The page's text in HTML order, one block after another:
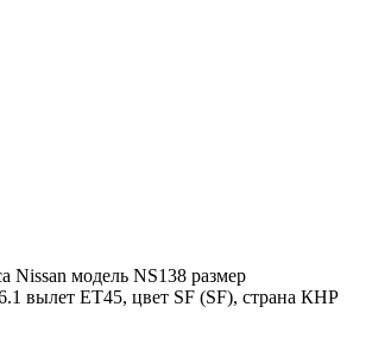
Nissan модель NS138 размер
вылет ET45, цвет SF (SF), страна КНР